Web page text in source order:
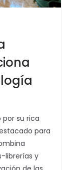
por su rica
para
librerías y